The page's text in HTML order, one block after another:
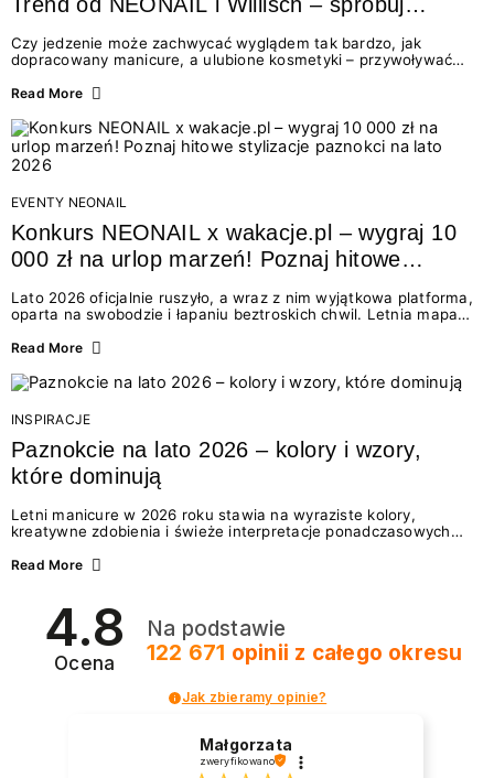
nowych lodów i odbierz prezent!
Czy jedzenie może zachwycać wyglądem tak bardzo, jak
dopracowany manicure, a ulubione kosmetyki – przywoływać
świata beauty i oszałamiających deserów to coś więcej niż
zmysłami: przez soczysty kolor, aksamitną teksturę,
orzeźwiający zapach i słodki akcent na podniebieniu. Tego lata
NEONAIL łączy siły z marką Willisch, tworząc unikalny projekt
na styku jedzenia i piękna....
Read More
EVENTY NEONAIL
Konkurs NEONAIL x wakacje.pl – wygraj 10
000 zł na urlop marzeń! Poznaj hitowe
Lato 2026 oficjalnie ruszyło, a wraz z nim wyjątkowa platforma,
oparta na swobodzie i łapaniu beztroskich chwil. Letnia mapa
doświadczenia wakacji – od spontanicznych wyjazdów, przez
Motywem przewodnim jest eksplorowanie i kolekcjonowanie
letnich momentów. Z tej okazji przygotowaliśmy coś absolutnie
wyjątkowego: wielki konkurs z wakacje.pl oraz dawkę
najgorętszych trendów w...
Read More
INSPIRACJE
Paznokcie na lato 2026 – kolory i wzory,
które dominują
Letni manicure w 2026 roku stawia na wyraziste kolory,
kreatywne zdobienia i świeże interpretacje ponadczasowych
zarówno energetycznych odcieni inspirowanych wakacjami, jak
2026? Znajdź inspirację dla swojego manicure!
Read More
4.8
Ocena
Na podstawie
122 671 opinii z całego okresu
Jak zbieramy opinie?
Małgorzata
zweryfikowano